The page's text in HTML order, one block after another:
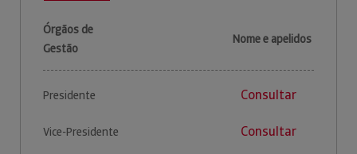
Órgãos de
Gestão
Nome e apelidos
Presidente Consultar
Vice-Presidente Consultar